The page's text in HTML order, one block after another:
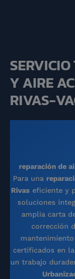
Y AIRE
RIVAS-
reparación de
Para una
Rivaseficiente y
soluciones
amplia carta
corrección
certificados en
un trabajo